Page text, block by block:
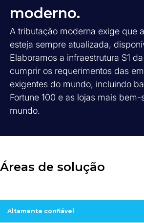
moderno.
A tributação moderna exige que
esteja sempre atualizada,
Elaboramos a infraestrutura S1
cumprir os requerimentos das
exigentes do mundo, incluindo
Fortune 100 e as lojas mais
mundo.
Áreas de solução
Altamente confiável